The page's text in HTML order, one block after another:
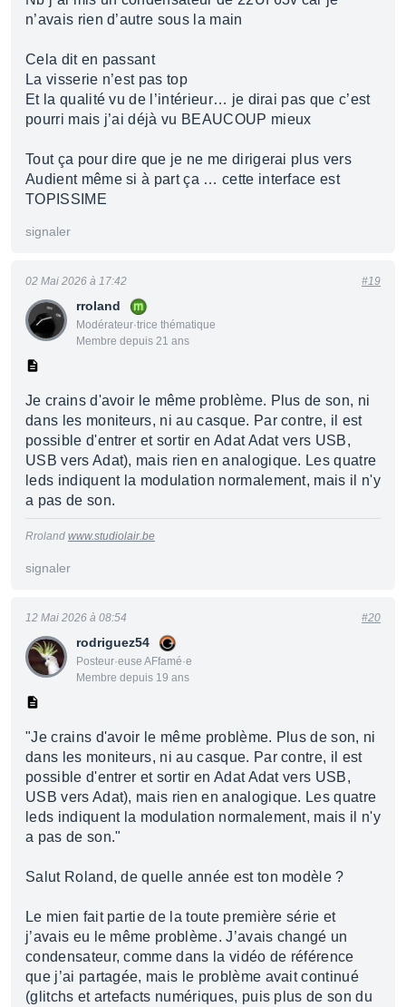
n’avais rien d’autre sous la main
Cela dit en passant
La visserie n’est pas top
Et la qualité vu de l’intérieur… je dirai pas que c’est
pourri mais j’ai déjà vu BEAUCOUP mieux
Tout ça pour dire que je ne me dirigerai plus vers
Audient même si à part ça … cette interface est
TOPISSIME
signaler
rroland
Modérateur·trice thématique
Membre depuis 21 ans
02 Mai 2026 à 17:42 #19
Je crains d'avoir le même problème. Plus de son, ni
dans les moniteurs, ni au casque. Par contre, il est
possible d'entrer et sortir en Adat Adat vers USB,
USB vers Adat), mais rien en analogique. Les quatre
leds indiquent la modulation normalement, mais il n'y
a pas de son.
Rroland www.studiolair.be
signaler
rodriguez54
Posteur·euse AFfamé·e
Membre depuis 19 ans
12 Mai 2026 à 08:54 #20
"Je crains d'avoir le même problème. Plus de son, ni
dans les moniteurs, ni au casque. Par contre, il est
possible d'entrer et sortir en Adat Adat vers USB,
USB vers Adat), mais rien en analogique. Les quatre
leds indiquent la modulation normalement, mais il n'y
a pas de son."
Salut Roland, de quelle année est ton modèle ?
Le mien fait partie de la toute première série et
j’avais eu le même problème. J’avais changé un
condensateur, comme dans la vidéo de référence
que j’ai partagée, mais le problème avait continué
(glitchs et artefacts numériques, puis plus de son du